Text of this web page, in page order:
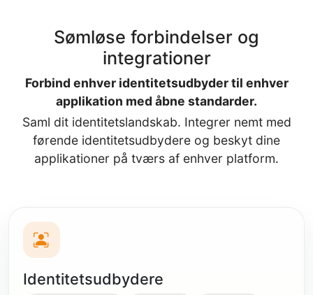
Sømløse forbindelser og
integrationer
Forbind enhver identitetsudbyder til enhver
applikation med åbne standarder.
Saml dit identitetslandskab. Integrer nemt med
førende identitetsudbydere og beskyt dine
applikationer på tværs af enhver platform.
Identitetsudbydere